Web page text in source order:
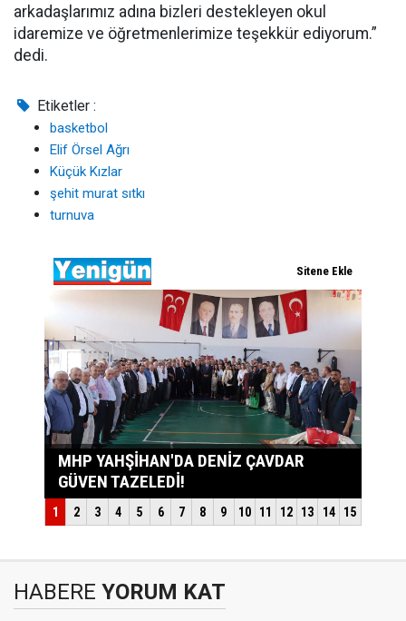
arkadaşlarımız adına bizleri destekleyen okul
idaremize ve öğretmenlerimize teşekkür ediyorum.”
dedi.
Etiketler :
basketbol
Elif Örsel Ağrı
Küçük Kızlar
şehit murat sıtkı
turnuva
HABERE YORUM KAT